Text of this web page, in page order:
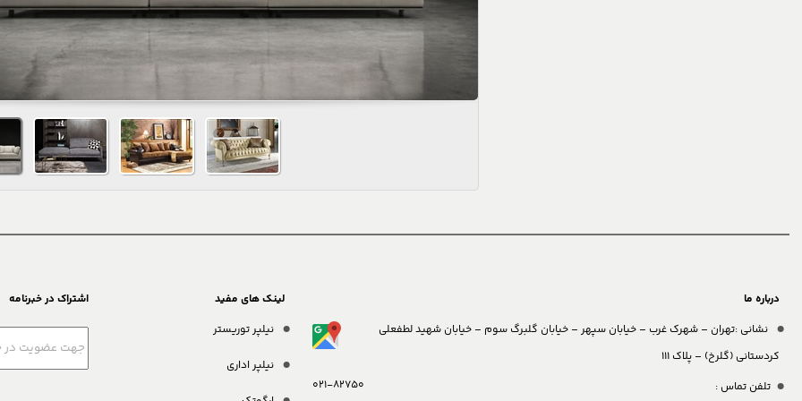
درباره ما
نشانی :تهران – شهرک غرب – خیابان سپهر – خیابان گلبرگ سوم – خیابان شهید لطفعلی
کردستانی (گلرخ) – پلاک 111
تلفن تماس :
021-82750
لینک های مفید
نیلپر توریستر
نیلپر اداری
اشتراک در خبرنامه